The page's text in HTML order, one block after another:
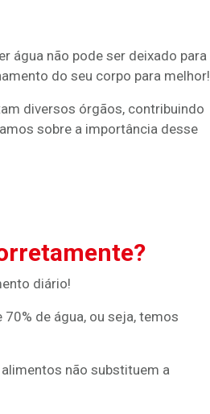
água não pode ser deixado para
do seu corpo para melhor!
diversos órgãos, contribuindo
sobre a importância desse
diário!
de água, ou seja, temos
não substituem a